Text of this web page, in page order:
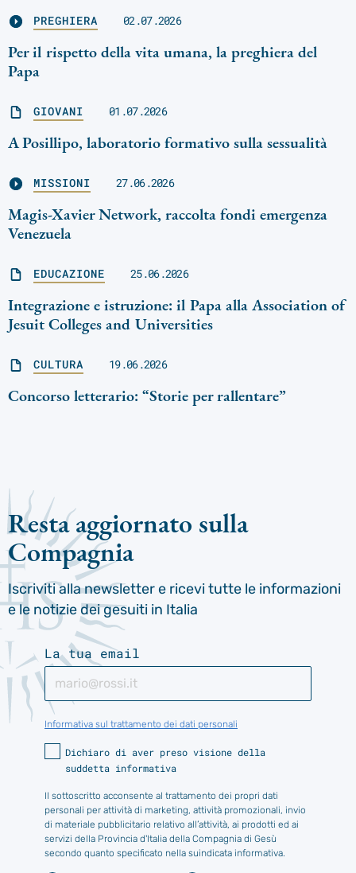
PREGHIERA 02.07.2026
Per il rispetto della vita umana, la preghiera del
Papa
GIOVANI 01.07.2026
A Posillipo, laboratorio formativo sulla sessualità
MISSIONI 27.06.2026
Magis-Xavier Network, raccolta fondi emergenza
Venezuela
EDUCAZIONE 25.06.2026
Integrazione e istruzione: il Papa alla Association of
Jesuit Colleges and Universities
CULTURA 19.06.2026
Concorso letterario: “Storie per rallentare”
Resta aggiornato sulla
Compagnia
Iscriviti alla newsletter e ricevi tutte le informazioni
e le notizie dei gesuiti in Italia
La tua email
Informativa sul trattamento dei dati personali
Dichiaro di aver preso visione della
suddetta informativa
Il sottoscritto acconsente al trattamento dei propri dati
personali per attività di marketing, attività promozionali, invio
di materiale pubblicitario relativo all’attività, ai prodotti ed ai
servizi della Provincia d'Italia della Compagnia di Gesù
secondo quanto specificato nella suindicata informativa.